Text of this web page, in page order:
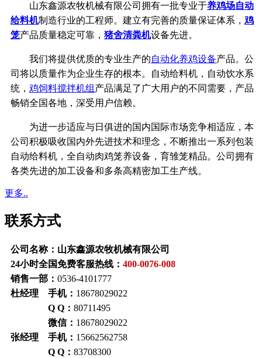
山东鑫源农牧机械有限公司拥有一批专业于养鸡场自动
给料机制造行业的工程师。建立有完善的质量保证体系， 鸡
笼产品质量稳定可靠， 猪舍清粪机设备先进。
我们将提供优质的专业生产的自动化养鸡设备产品。公
司将以质量作为企业生存的根本。自动给料机，自动饮水系
统， 鸡饲料搅拌机组 产品满足了广大用户的不同需要，产品
畅销全国各地，深受用户信赖。
为进一步适应与日俱进的国内国际市场竞争相适应，本
公司积极吸收国内外先进技术和理念，不断推出一系列包装
自动给料机，全自动肉鸡笼养设备，育雏笼精品。公司拥有
各类先进的加工设备和多条高精密加工生产线。
更多..
联系方式
公司名称：山东鑫源农牧机械有限公司
24小时全国免费客服热线： 400-0076-008
销售一部： 0536-4101777
杜经理 手机： 18678029022
Q Q： 80711495
微信： 18678029022
张经理 手机： 15662562758
Q Q： 83708300